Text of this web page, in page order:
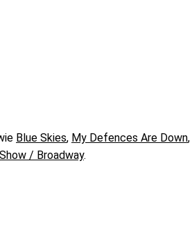
Blue Skies, My Defences Are Down
Show / Broadway.